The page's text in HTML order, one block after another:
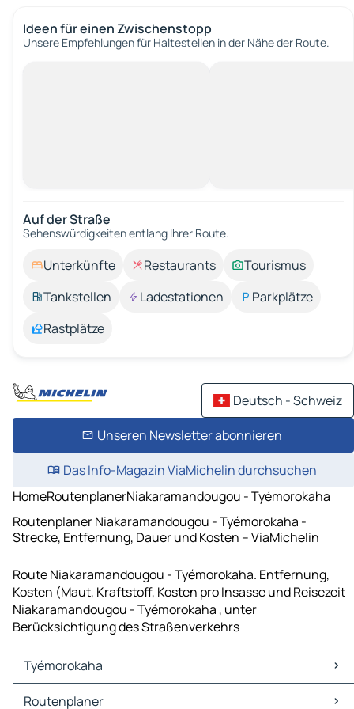
Ideen für einen Zwischenstopp
Unsere Empfehlungen für Haltestellen in der Nähe der Route.
Auf der Straße
Sehenswürdigkeiten entlang Ihrer Route.
Unterkünfte Restaurants
Tourismus
Tankstellen
Ladestationen
Parkplätze
Rastplätze
Deutsch - Schweiz
Unseren Newsletter abonnieren
Das Info-Magazin ViaMichelin durchsuchen
HomeRoutenplanerNiakaramandougou - Tyémorokaha
Routenplaner Niakaramandougou - Tyémorokaha -
Strecke, Entfernung, Dauer und Kosten – ViaMichelin
Route Niakaramandougou - Tyémorokaha. Entfernung,
Kosten (Maut, Kraftstoff, Kosten pro Insasse und Reisezeit
Niakaramandougou - Tyémorokaha , unter
Berücksichtigung des Straßenverkehrs
Tyémorokaha
Tyémorokaha Karten Stadtplan
Routenplaner